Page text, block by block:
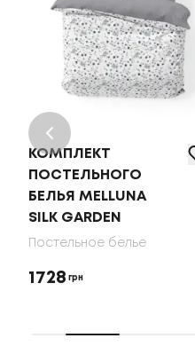
КОМПЛЕКТ
ПОСТЕЛЬНОГО
БЕЛЬЯ MELLUNA
SILK GARDEN
Постельное белье
1728 грн